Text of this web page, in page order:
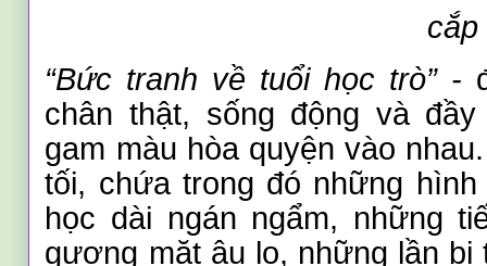
cắp
“Bức tranh về tuổi học trò”-
chân thật, sống động và
gam màu hòa quyện vào
tối, chứa trong đó những
học dài ngán ngẩm, những
gương mặt âu lo, những lần bị